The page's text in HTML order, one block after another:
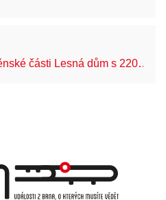
části Lesná dům s 220…